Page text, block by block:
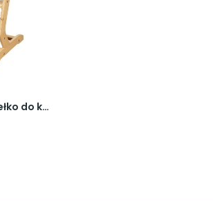
Drewniane krzesełko do karmienia Natura